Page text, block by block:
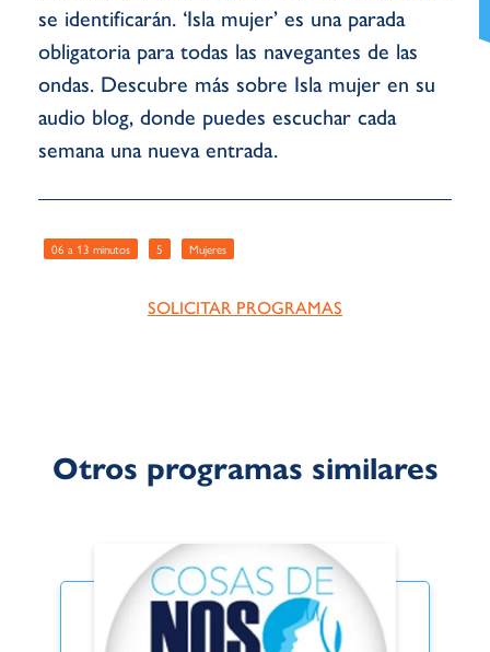
se identificarán. ‘Isla mujer’ es una parada
obligatoria para todas las navegantes de las
ondas. Descubre más sobre Isla mujer en su
audio blog, donde puedes escuchar cada
semana una nueva entrada.
06 a 13 minutos 5 Mujeres
SOLICITAR PROGRAMAS
Otros programas similares